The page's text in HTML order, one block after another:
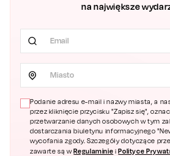
na największe
Miasto
Podanie adresu e-mail i nazwy miasta, a
przez kliknięcie przycisku "Zapisz się",
przetwarzanie danych osobowych w tym
dostarczania biuletynu informacyjnego
wycofania zgody. Szczegóły dotyczące
zawarte są wRegulaminie iPolityce